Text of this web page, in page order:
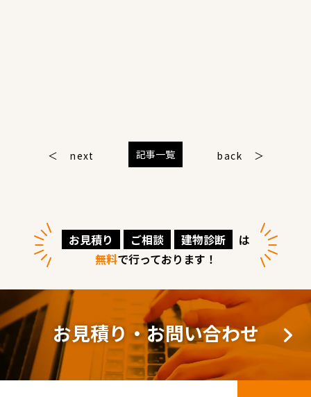
next 記事一覧 back
お見積り ご相談 建物診断
は
無料で行っております！
お見積り・お問い合わせ